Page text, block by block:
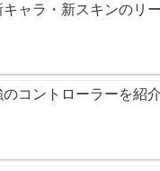
キャラ・新スキンのリ
コントローラーを紹